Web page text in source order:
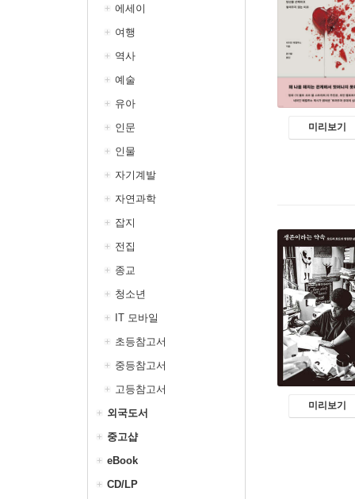
에세이
여행
역사
예술
유아
인문
인물
자기계발
자연과학
잡지
전집
종교
청소년
IT 모바일
초등참고서
중등참고서
고등참고서
외국도서
중고샵
eBook
CD/LP
미리보기
미리보기